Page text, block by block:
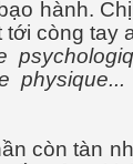
hành.
tới còng tay
còn tàn